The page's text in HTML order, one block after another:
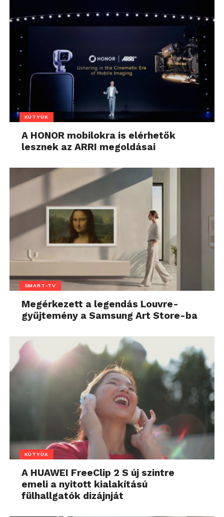
KÜTYÜK
A HONOR mobilokra is elérhetők
lesznek az ARRI megoldásai
SMART-TV
Megérkezett a legendás Louvre-
gyűjtemény a Samsung Art Store-ba
KÜTYÜK
A HUAWEI FreeClip 2 S új szintre
emeli a nyitott kialakítású
fülhallgatók dizájnját